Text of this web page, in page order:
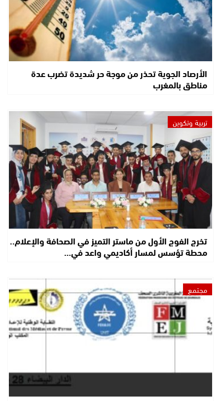
الأرصاد الجوية تحذر من موجة حر شديدة تضرب عدة
مناطق بالمغرب
تربية وتكوين
تخرج الفوج الأول من ماستر التميز في الصحافة والإعلام..
محطة تؤسس لمسار أكاديمي واعد في…
مجتمع